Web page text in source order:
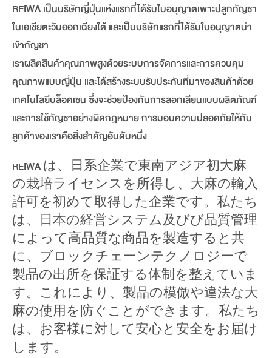
REIWA เป็นบริษัทญี่ปุ่นแห่งแรกที่ได้รับใบอนุญาตเพาะปลูกกัญชา
ในเอเชียตะวันออกเฉียงใต้ และเป็นบริษัทแรกที่ได้รับใบอนุญาตนำ
เข้ากัญชา
เราผลิตสินค้าคุณภาพสูงด้วยระบบการจัดการและการควบคุม
คุณภาพแบบญี่ปุ่น และได้สร้างระบบรับประกันที่มาของสินค้าด้วย
เทคโนโลยีบล็อคเชน ซึ่งจะช่วยป้องกันการลอกเลียนแบบผลิตภัณฑ์
และการใช้กัญชาอย่างผิดกฎหมาย การมอบความปลอดภัยให้กับ
ลูกค้าของเราคือสิ่งสำคัญอันดับหนึ่ง
REIWA は、日系企業で東南アジア初大麻
の栽培ライセンスを所得し、大麻の輸入
許可を初めて取得した企業です。私たち
は、日本の経営システム及びび品質管理
によって高品質な商品を製造すると共
に、ブロックチェーンテクノロジーで
製品の出所を保証する体制を整えていま
す。これにより、製品の模倣や違法な大
麻の使用を防ぐことができます。私たち
は、お客様に対して安心と安全をお届け
します。